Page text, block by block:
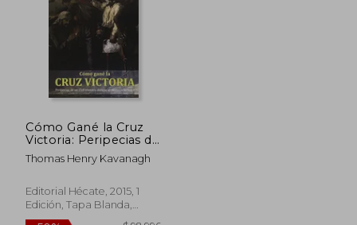
Cómo Gané la Cruz
Victoria: Peripecias de
un Civil Irlandés
Durante el Motín de
Thomas Henry Kavanagh
Editorial Hécate, 2015, 1
Edición, Tapa Blanda,
Nuevo